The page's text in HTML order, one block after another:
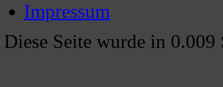
Impressum
Diese Seite wurde in 0.009